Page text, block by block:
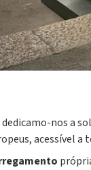
nos a
acessível a